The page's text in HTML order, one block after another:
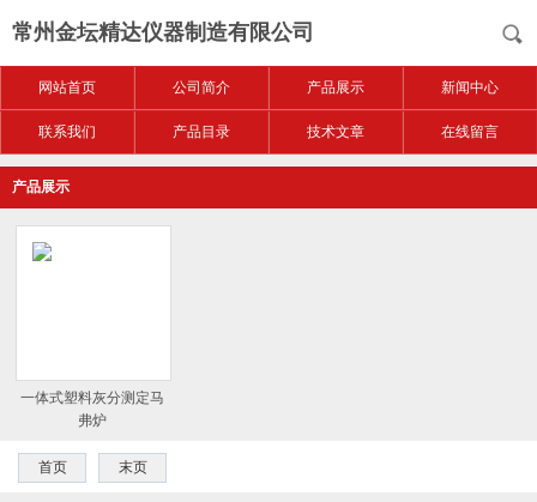
常州金坛精达仪器制造有限公司
网站首页 公司简介 产品展示 新闻中心
联系我们 产品目录 技术文章 在线留言
产品展示
一体式塑料灰分测定马
弗炉
首页 末页